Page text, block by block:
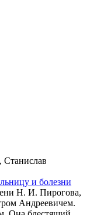
Станислав
и бо­лез­ни
Н. И. Пирогова,
Андреевичем.